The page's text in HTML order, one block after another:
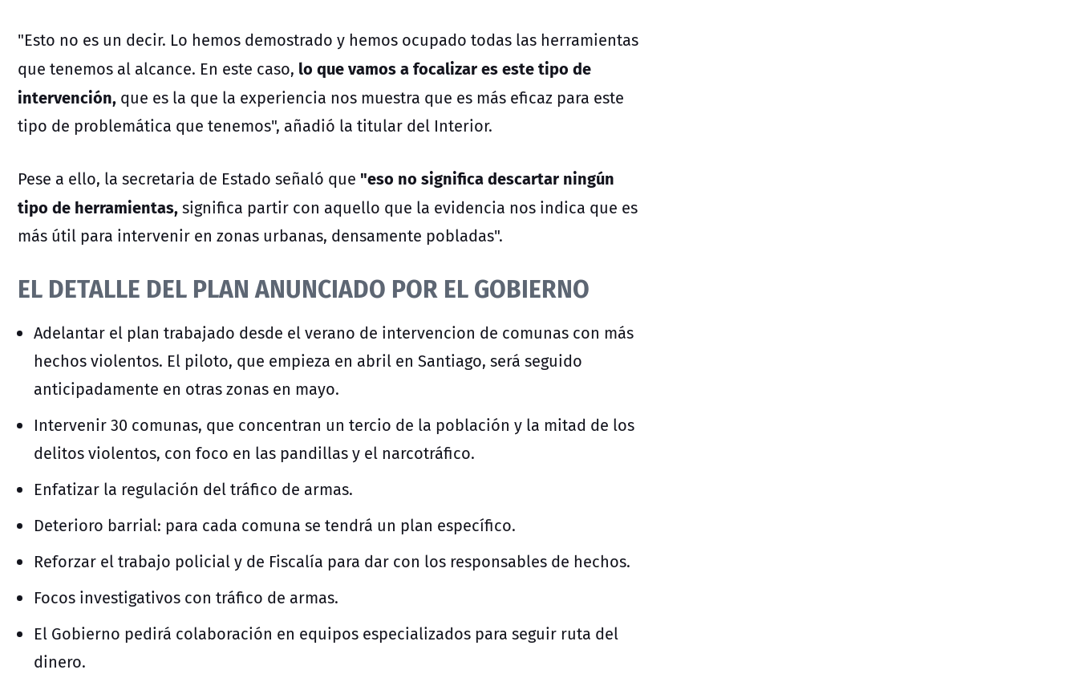
"Esto no es un decir. Lo hemos demostrado y hemos ocupado todas las herramientas
que tenemos al alcance. En este caso, lo que vamos a focalizar es este tipo de
intervención, que es la que la experiencia nos muestra que es más eficaz para este
tipo de problemática que tenemos", añadió la titular del Interior.
Pese a ello, la secretaria de Estado señaló que "eso no significa descartar ningún
tipo de herramientas,significa partir con aquello que la evidencia nos indica que es
más útil para intervenir en zonas urbanas, densamente pobladas".
EL DETALLE DEL PLAN ANUNCIADO POR EL GOBIERNO
Adelantar el plan trabajado desde el verano de intervencion de comunas con más
hechos violentos. El piloto, que empieza en abril en Santiago, será seguido
anticipadamente en otras zonas en mayo.
Intervenir 30 comunas, que concentran un tercio de la población y la mitad de los
delitos violentos, con foco en las pandillas y el narcotráfico.
Enfatizar la regulación del tráfico de armas.
Deterioro barrial: para cada comuna se tendrá un plan específico.
Reforzar el trabajo policial y de Fiscalía para dar con los responsables de hechos.
Focos investigativos con tráfico de armas.
El Gobierno pedirá colaboración en equipos especializados para seguir ruta del
dinero.